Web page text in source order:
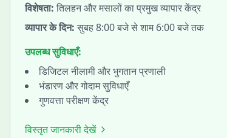
विशेषता: तिलहन और मसालों का प्रमुख व्यापार केंद्र
व्यापार के दिन: सुबह 8:00 बजे से शाम 6:00 बजे तक
उपलब्ध सुविधाएँ:
डिजिटल नीलामी और भुगतान प्रणाली
भंडारण और गोदाम सुविधाएँ
गुणवत्ता परीक्षण केंद्र
विस्तृत जानकारी देखें